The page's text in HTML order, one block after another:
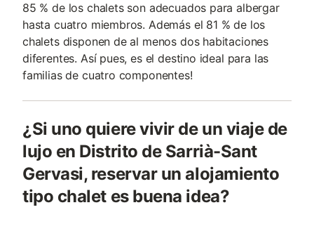
85 % de los chalets son adecuados para albergar
hasta cuatro miembros. Además el 81 % de los
chalets disponen de al menos dos habitaciones
diferentes. Así pues, es el destino ideal para las
familias de cuatro componentes!
¿Si uno quiere vivir de un viaje de
lujo en Distrito de Sarrià-Sant
Gervasi, reservar un alojamiento
tipo chalet es buena idea?